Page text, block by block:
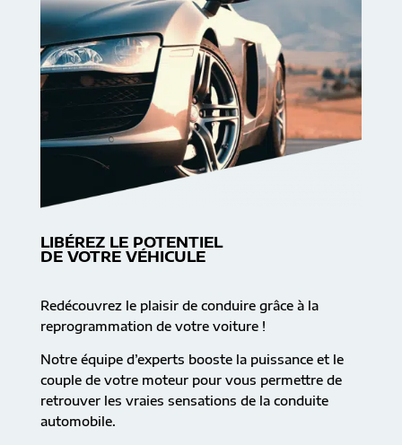
LIBÉREZ LE POTENTIEL
DE VOTRE VÉHICULE
Redécouvrez le plaisir de conduire grâce à la
reprogrammation de votre voiture !
Notre équipe d’experts booste la puissance et le
couple de votre moteur pour vous permettre de
retrouver les vraies sensations de la conduite
automobile.